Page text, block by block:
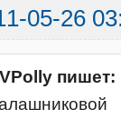
05-26
пишет: